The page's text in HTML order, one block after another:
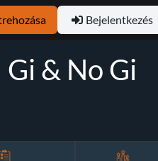
Bejelentkezés
& No Gi